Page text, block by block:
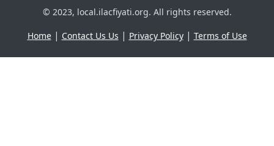
© 2023, local.ilacfiyati.org. All rights reserved.
Home| Contact Us Us | Privacy Policy| Terms of Use